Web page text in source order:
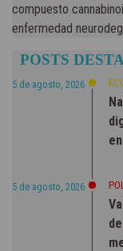
compuesto
enfermedad
POSTS
5 de agosto, 2026
5 de agosto, 2026